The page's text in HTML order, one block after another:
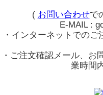
( お問い合わせで
E-MAIL :
・インターネットでのご
・ご注文確認メール、お
業時間